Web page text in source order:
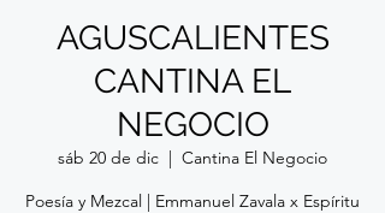
AGUSCALIENTES
CANTINA EL
NEGOCIO
sáb 20 de dic
  |
Cantina El Negocio
Poesía y Mezcal | Emmanuel Zavala x Espíritu